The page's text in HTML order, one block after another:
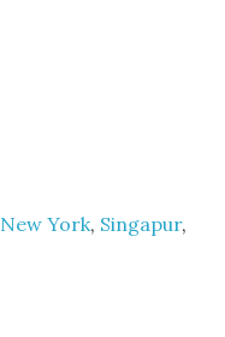
New York, Singapur,